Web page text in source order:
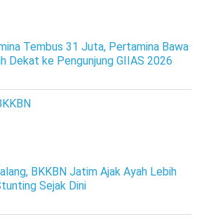
Tembus 31 Juta, Pertamina Bawa
Dekat ke Pengunjung GIIAS 2026
BKKBN Jatim Ajak Ayah Lebih
Sejak Dini